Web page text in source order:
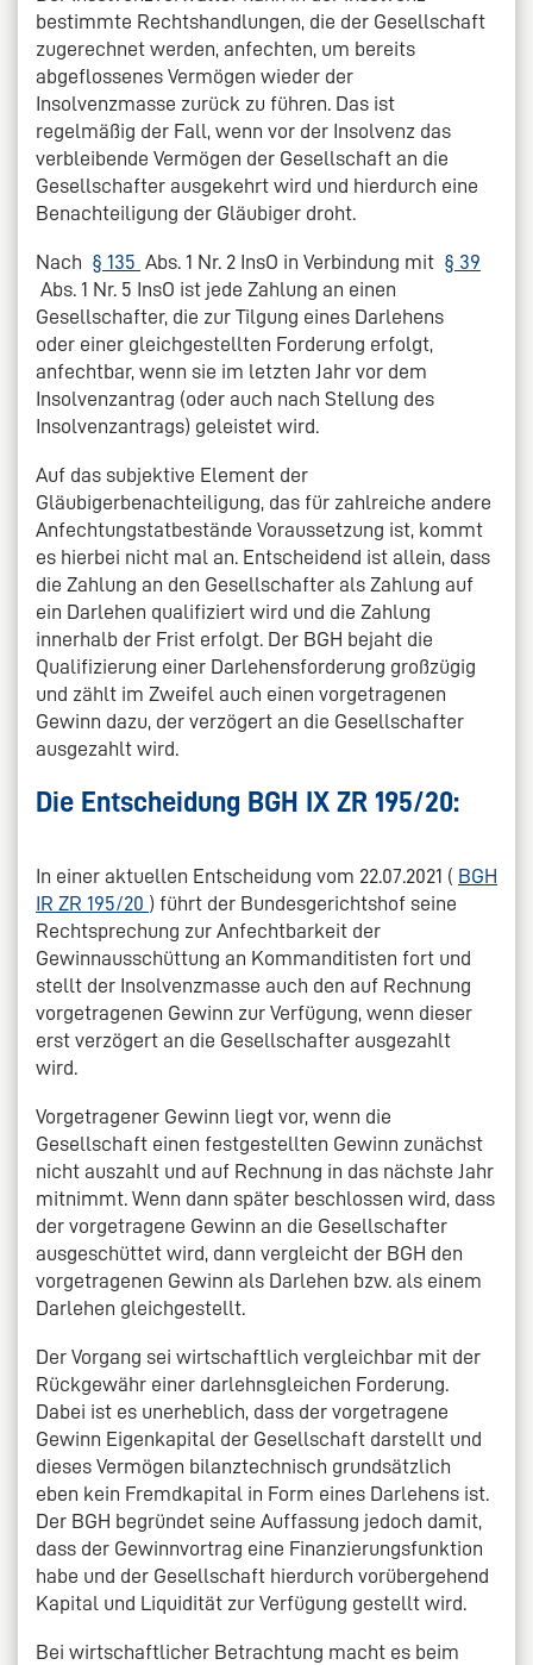
bestimmte Rechtshandlungen, die der Gesellschaft
zugerechnet werden, anfechten, um bereits
abgeflossenes Vermögen wieder der
Insolvenzmasse zurück zu führen. Das ist
regelmäßig der Fall, wenn vor der Insolvenz das
verbleibende Vermögen der Gesellschaft an die
Gesellschafter ausgekehrt wird und hierdurch eine
Benachteiligung der Gläubiger droht.
Nach § 135 Abs. 1 Nr. 2 InsO in Verbindung mit § 39
Abs. 1 Nr. 5 InsO ist jede Zahlung an einen
Gesellschafter, die zur Tilgung eines Darlehens
oder einer gleichgestellten Forderung erfolgt,
anfechtbar, wenn sie im letzten Jahr vor dem
Insolvenzantrag (oder auch nach Stellung des
Insolvenzantrags) geleistet wird.
Auf das subjektive Element der
Gläubigerbenachteiligung, das für zahlreiche andere
Anfechtungstatbestände Voraussetzung ist, kommt
es hierbei nicht mal an. Entscheidend ist allein, dass
die Zahlung an den Gesellschafter als Zahlung auf
ein Darlehen qualifiziert wird und die Zahlung
innerhalb der Frist erfolgt. Der BGH bejaht die
Qualifizierung einer Darlehensforderung großzügig
und zählt im Zweifel auch einen vorgetragenen
Gewinn dazu, der verzögert an die Gesellschafter
ausgezahlt wird.
Die Entscheidung BGH IX ZR 195/20:
In einer aktuellen Entscheidung vom 22.07.2021 ( BGH
IR ZR 195/20 ) führt der Bundesgerichtshof seine
Rechtsprechung zur Anfechtbarkeit der
Gewinnausschüttung an Kommanditisten fort und
stellt der Insolvenzmasse auch den auf Rechnung
vorgetragenen Gewinn zur Verfügung, wenn dieser
erst verzögert an die Gesellschafter ausgezahlt
wird.
Vorgetragener Gewinn liegt vor, wenn die
Gesellschaft einen festgestellten Gewinn zunächst
nicht auszahlt und auf Rechnung in das nächste Jahr
mitnimmt. Wenn dann später beschlossen wird, dass
der vorgetragene Gewinn an die Gesellschafter
ausgeschüttet wird, dann vergleicht der BGH den
vorgetragenen Gewinn als Darlehen bzw. als einem
Darlehen gleichgestellt.
Der Vorgang sei wirtschaftlich vergleichbar mit der
Rückgewähr einer darlehnsgleichen Forderung.
Dabei ist es unerheblich, dass der vorgetragene
Gewinn Eigenkapital der Gesellschaft darstellt und
dieses Vermögen bilanztechnisch grundsätzlich
eben kein Fremdkapital in Form eines Darlehens ist.
Der BGH begründet seine Auffassung jedoch damit,
dass der Gewinnvortrag eine Finanzierungsfunktion
habe und der Gesellschaft hierdurch vorübergehend
Kapital und Liquidität zur Verfügung gestellt wird.
Bei wirtschaftlicher Betrachtung macht es beim